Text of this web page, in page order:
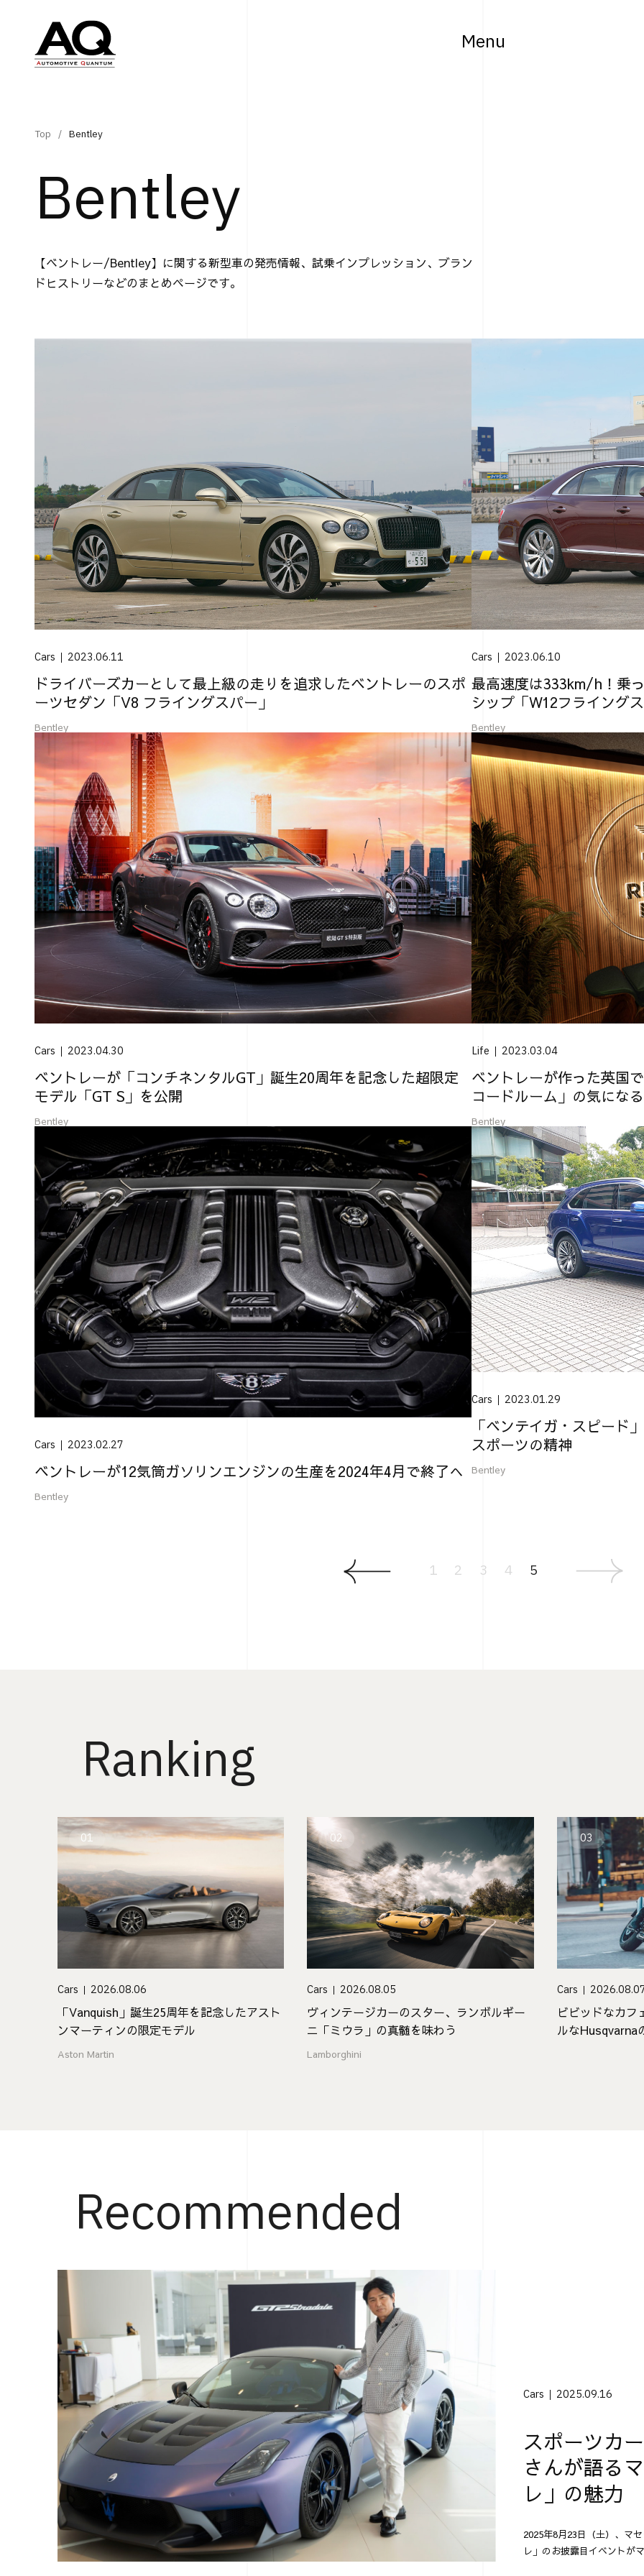
Menu
Top Bentley
Bentley
【ベントレー/Bentley】に関する新型車の発売情報、試乗インプレッション、ブラン
ドヒストリーなどのまとめページです。
Cars 2023.06.11
ドライバーズカーとして最上級の走りを追求したベントレーのスポ
ーツセダン「V8 フライングスパー」
Bentley
Cars 2023.06.10
最高速度は333km/h！乗
シップ「W12フライング
Bentley
Cars 2023.04.30
ベントレーが「コンチネンタルGT」誕生20周年を記念した超限定
モデル「GT S」を公開
Bentley
Life 2023.03.04
ベントレーが作った英国
コードルーム」の気にな
Bentley
Cars 2023.02.27
ベントレーが12気筒ガソリンエンジンの生産を2024年4月で終了へ
Bentley
Cars 2023.01.29
「ベンテイガ・スピード
スポーツの精神
Bentley
1 2 3 4 5
Ranking
01
Cars 2026.08.06
「Vanquish」誕生25周年を記念したアスト
ンマーティンの限定モデル
Aston Martin
02
Cars 2026.08.05
ヴィンテージカーのスター、ランボルギー
ニ「ミウラ」の真髄を味わう
Lamborghini
03
Cars
ビビッドなカフ
ルなHusqvarna
Recommended
Cars 2025.09.16
スポーツカ
さんが語る
レ」の魅力
2025年8月23日（土）、マ
レ」のお披露目イベントが